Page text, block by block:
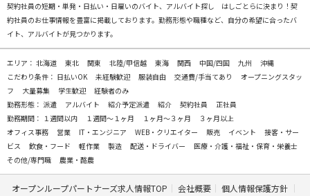
契約社員の短期・単発・日払い・日雇いのバイト、アルバイト探し
はしごとらに決まり！契
約社員のお仕事情報を豊富に掲載しております。勤務形態や職種など、自分の希望に合ったバ
イト、アルバイトが見つかります。
エリア： 北海道 東北 関東 北陸/甲信越 東海 関西 中国/四国 九州
沖縄
こだわり条件： 日払いOK 未経験歓迎 服装自由 交通費/手当てあり
オープニングスタッ
フ
大量募集 学生歓迎
経験者のみ
勤務形態： 派遣 アルバイト 紹介予定派遣 紹介 契約社員
正社員
勤務期間： １週間以内 １週間～１ヶ月 １ヶ月～３ヶ月
３ヶ月以上
オフィス事務
営業 IT・エンジニア WEB・クリエイター 販売 イベント
接客・サー
ビス
飲食・フード 軽作業 製造 配送・ドライバー
医療・介護・福祉・保育・栄養士
その他/専門職
農業・酪農
オープンループパートナーズ求人情報TOP 会社概要
個人情報保護方針